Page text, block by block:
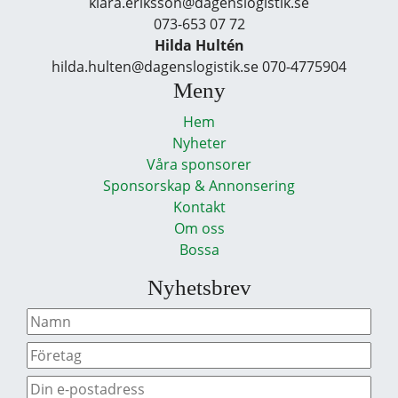
073-653 07 72
Hilda Hultén
hilda.hulten@dagenslogistik.se 070-4775904
Meny
Hem
Nyheter
Våra sponsorer
Sponsorskap & Annonsering
Kontakt
Om oss
Bossa
Nyhetsbrev